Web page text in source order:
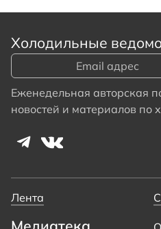
Холодильные
Еженедельная авторская
новостей и материалов по
Лента